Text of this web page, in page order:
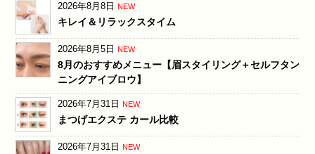
2026年8月8日 NEW
キレイ＆リラックスタイム
2026年8月5日 NEW
8月のおすすめメニュー【眉スタイリング＋セルフタン
ニングアイブロウ】
2026年7月31日 NEW
まつげエクステ カール比較
2026年7月31日 NEW